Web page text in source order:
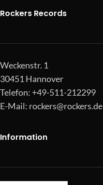
Rockers Records
Weckenstr. 1
30451 Hannover
Telefon: +49-511-212299
E-Mail: rockers@rockers.de
Information